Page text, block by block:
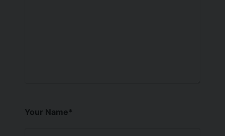
Your Name*